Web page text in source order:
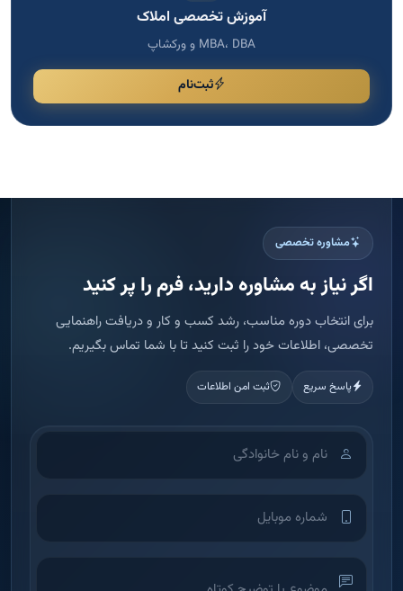
آموزش تخصصی املاک
MBA، DBA و ورکشاپ
ثبت‌نام
مشاوره تخصصی
اگر نیاز به مشاوره دارید، فرم را پر کنید
برای انتخاب دوره مناسب، رشد کسب و کار و دریافت راهنمایی
تخصصی، اطلاعات خود را ثبت کنید تا با شما تماس بگیریم.
پاسخ سریع ثبت امن اطلاعات